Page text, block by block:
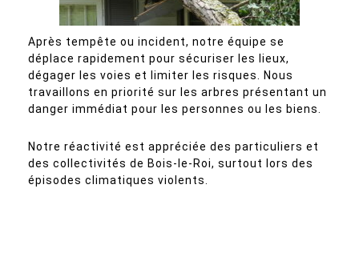
Après tempête ou incident, notre équipe se
déplace rapidement pour sécuriser les lieux,
dégager les voies et limiter les risques. Nous
travaillons en priorité sur les arbres présentant un
danger immédiat pour les personnes ou les biens.
Notre réactivité est appréciée des particuliers et
des collectivités de Bois-le-Roi, surtout lors des
épisodes climatiques violents.